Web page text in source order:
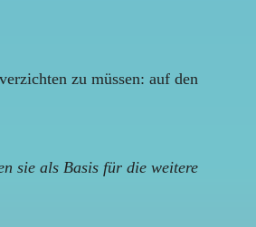
zu müssen: auf den
sie als Basis für die weitere